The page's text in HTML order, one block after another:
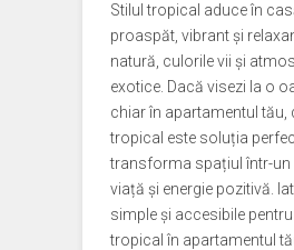
Stilul tropical aduce în
proaspăt, vibrant și
natură, culorile vii și
exotice. Dacă visezi la o
chiar în apartamentul tău,
tropical este soluția
transforma spațiul într-un
viață și energie pozitivă.
simple și accesibile
tropical în apartamentul